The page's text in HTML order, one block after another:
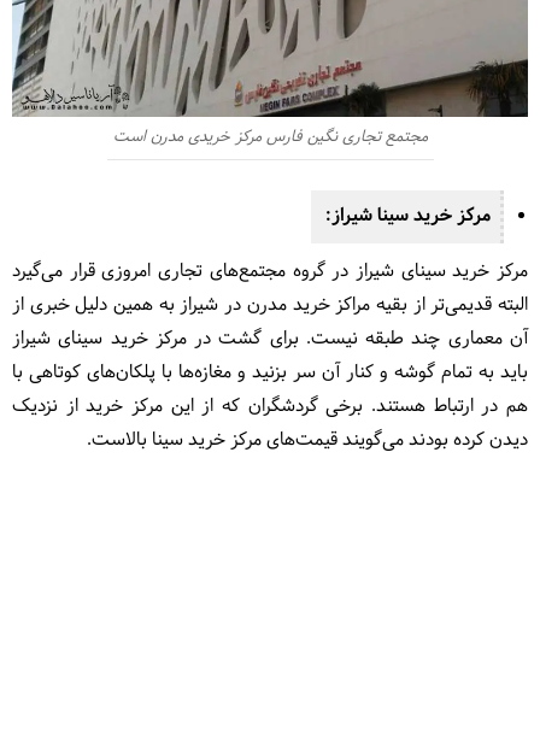
مجتمع تجاری نگین فارس مرکز خریدی مدرن است
مرکز خرید سینا شیراز:
مرکز خرید سینای شیراز در گروه مجتمع‎‌های تجاری امروزی قرار می‌گیرد
البته قدیمی‌تر از بقیه مراکز خرید مدرن در شیراز به همین دلیل خبری از
آن معماری چند طبقه نیست. برای گشت در مرکز خرید سینای شیراز
باید به تمام گوشه و کنار آن سر بزنید و مغازه‌ها با پلکان‌های کوتاهی با
هم در ارتباط هستند. برخی گردشگران که از این مرکز خرید از نزدیک
دیدن کرده بودند می‌گویند قیمت‌های مرکز خرید سینا بالاست.